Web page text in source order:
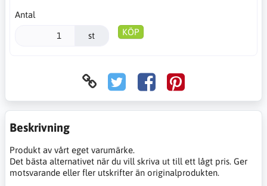
Antal
st KÖP
Beskrivning
Produkt av vårt eget varumärke.
Det bästa alternativet när du vill skriva ut till ett lågt pris. Ger
motsvarande eller fler utskrifter än originalprodukten.